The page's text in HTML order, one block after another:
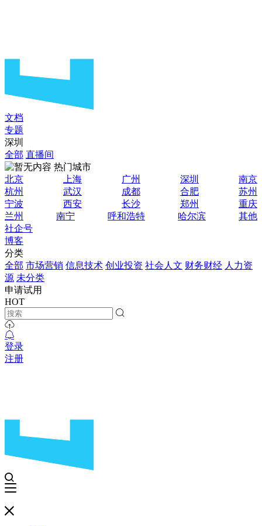
文档
专题
深圳
全部 直播间
热门城市
北京
上海 广州 深圳
南京
杭州
武汉 成都 合肥
苏州
宁波
西安 长沙 郑州
重庆
兰州
南宁 呼和浩特 哈尔滨
其他
社企号
博客
分类
全部 市场营销 信息技术 创业投资 社会人文 财务财经 人力资
源 未分类
申请试用
HOT
登录
注册